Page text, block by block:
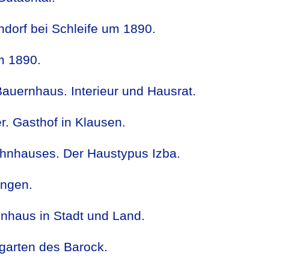
bei Schleife um 1890.
1890.
Interieur und Hausrat.
Gasthof in Klausen.
Der Haustypus Izba.
in Stadt und Land.
des Barock.